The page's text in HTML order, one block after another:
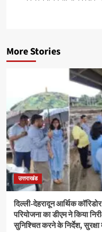
More Stories
उत्तराखंड
दिल्ली-देहरादून आर्थिक
परियोजना का डीएम ने किया
सुनिश्चित करने के निर्देश,